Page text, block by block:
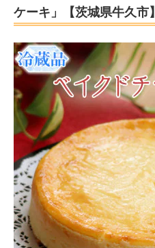
ケーキ」【茨城県牛久市】